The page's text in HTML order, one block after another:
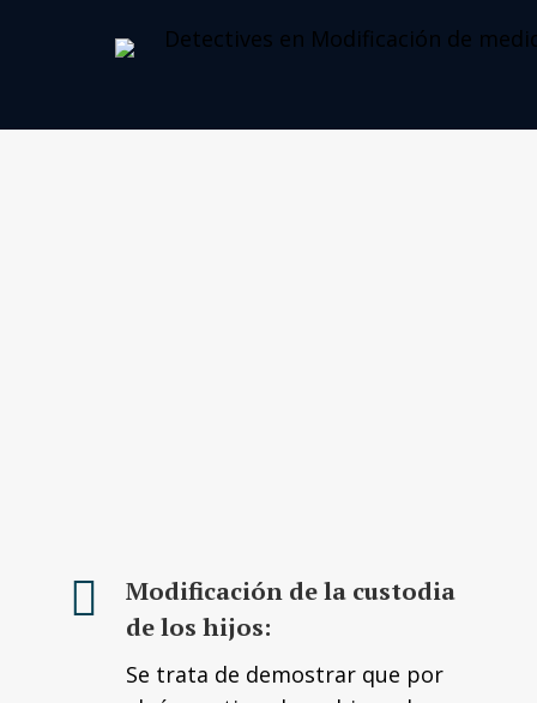
Modificación de la custodia
de los hijos:
Se trata de demostrar que por